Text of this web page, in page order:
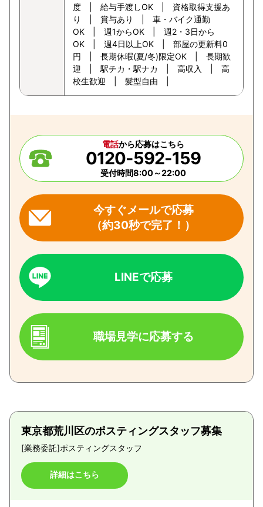
度 | 給与手渡しOK | 資格取得支援あ
り | 賞与あり | 車・バイク通勤
OK | 週1からOK | 週2・3日から
OK | 週4日以上OK | 部屋の更新料0
円 | 長期休暇(夏/冬)限定OK | 長期歓
迎 | 駅チカ・駅ナカ | 高収入 | 高
校生歓迎 | 髪型自由 |
電話から応募はこちら
0120-592-159
受付時間8:00～22:00
今すぐメールで応募
（約30秒で完了！）
LINEで応募
職場見学に応募する
東京都荒川区のポスティングスタッフ募集
[業務委託]ポスティングスタッフ
詳細はこちら